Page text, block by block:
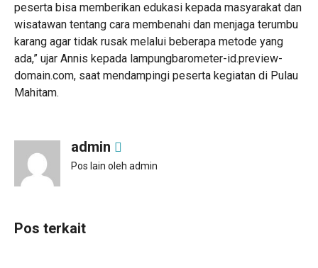
peserta bisa memberikan edukasi kepada masyarakat dan
wisatawan tentang cara membenahi dan menjaga terumbu
karang agar tidak rusak melalui beberapa metode yang
ada,” ujar Annis kepada lampungbarometer-id.preview-
domain.com, saat mendampingi peserta kegiatan di Pulau
Mahitam.
admin
Pos lain oleh admin
Pos terkait